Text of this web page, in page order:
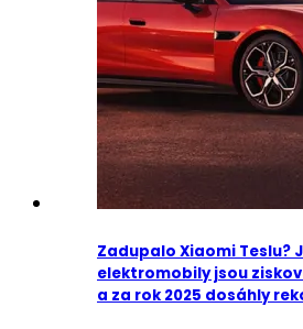
Zadupalo Xiaomi Teslu?
elektromobily jsou
a za rok 2025 dosáhly